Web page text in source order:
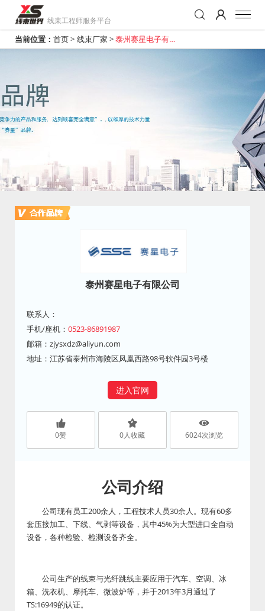
线束工程师服务平台
当前位置： 首页> 线束厂家 >泰州赛星电子有限
泰州赛星电子有限公司
联系人：
手机/座机： 0523-86891987
邮箱： zjysxdz@aliyun.com
地址：江苏省泰州市海陵区凤凰西路98号软件园3号楼
进入官网
0赞 0人收藏 6024次浏览
公司介绍
公司现有员工200余人，工程技术人员30余人。现有60多
套压接加工、下线、气剥等设备，其中45%为大型进口全自动
设备，各种检验、检测设备齐全。
公司生产的线束与光纤跳线主要应用于汽车、空调、冰
箱、洗衣机、摩托车、微波炉等，并于2013年3月通过了
TS:16949的认证。